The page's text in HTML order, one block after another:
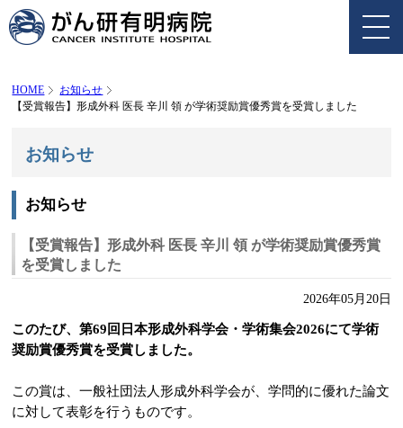
HOME
お知らせ
【受賞報告】形成外科 医長 辛川 領 が学術奨励賞優秀賞を受賞しました
お知らせ
お知らせ
【受賞報告】形成外科 医長 辛川 領 が学術奨励賞優秀賞
を受賞しました
2026年05月20日
このたび、第69回日本形成外科学会・学術集会2026にて学術
奨励賞優秀賞を受賞しました。
この賞は、一般社団法人形成外科学会が、学問的に優れた論文
に対して表彰を行うものです。